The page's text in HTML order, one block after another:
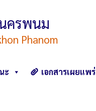
ครพนม
Phanom
ะ เอกสารเผยแพร่